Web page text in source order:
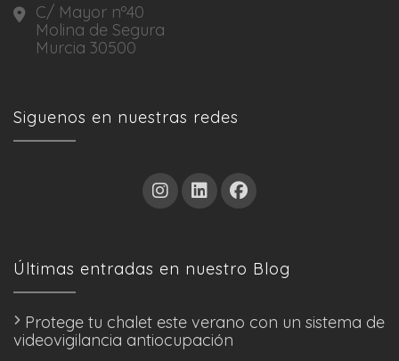
C/ Mayor nº40
Molina de Segura
Murcia 30500
Siguenos en nuestras redes
Últimas entradas en nuestro Blog
Protege tu chalet este verano con un sistema de
videovigilancia antiocupación